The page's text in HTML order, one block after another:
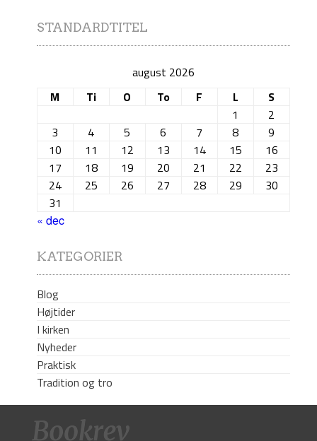
STANDARDTITEL
august 2026
M
Ti O To F L
S
1
2
3
4 5 6 7 8
9
10
11 12 13 14 15
16
17
18 19 20 21 22
23
24
25 26 27 28 29
30
31
« dec
KATEGORIER
Blog
Højtider
I kirken
Nyheder
Praktisk
Tradition og tro